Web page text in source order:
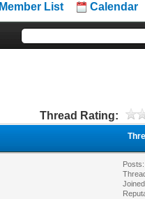
Member List Calendar
Thread Rating: